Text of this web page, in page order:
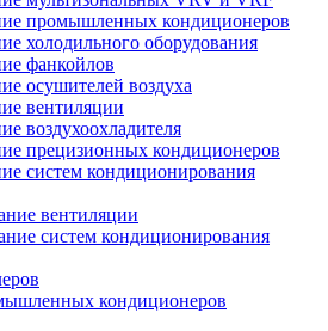
промышленных кондиционеров
холодильного оборудования
фанкойлов
осушителей воздуха
вентиляции
воздухоохладителя
прецизионных кондиционеров
систем кондиционирования
вентиляции
систем кондиционирования
кондиционеров